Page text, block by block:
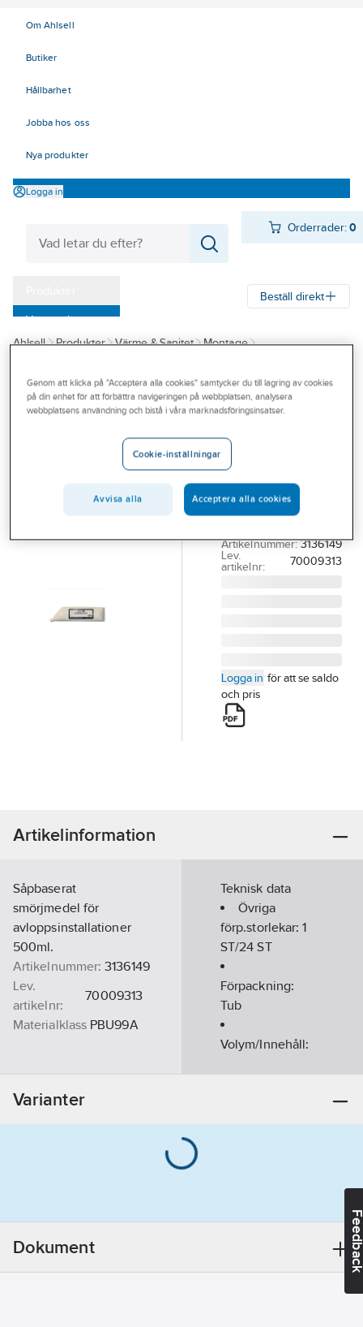
Om Ahlsell
Butiker
Hållbarhet
Jobba hos oss
Nya produkter
Logga in
Orderrader:0
Varumärken
Kampanjer
Outlet
Branscher
Beställ direkt
Ahlsell Produkter Värme & Sanitet
Montage
PIPELIFE
Smörjmedel
Såpbaserat,
Pipelife
SÅPBASERAT
SMÖRJMEDEL 500
Artikelnummer: 3136149
Lev.
artikelnr:
70009313
Logga in för att se saldo
och pris
Artikelinformation
Såpbaserat
smörjmedel för
avloppsinstallationer
500ml.
Artikelnummer: 3136149
Lev.
artikelnr:
70009313
Materialklass PBU99A
Teknisk data
Övriga
förp.storlekar:1
ST/24 ST
Förpackning:
Tub
Volym/Innehåll:
användas på
REACH
Varianter
Dokument
Genom att klicka på "Acceptera alla cookies" samtycker du till lagring av cookies
på din enhet för att förbättra navigeringen på webbplatsen, analysera
webbplatsens användning och bistå i våra marknadsföringsinsatser.
Cookie-inställningar
Avvisa alla Acceptera alla cookies